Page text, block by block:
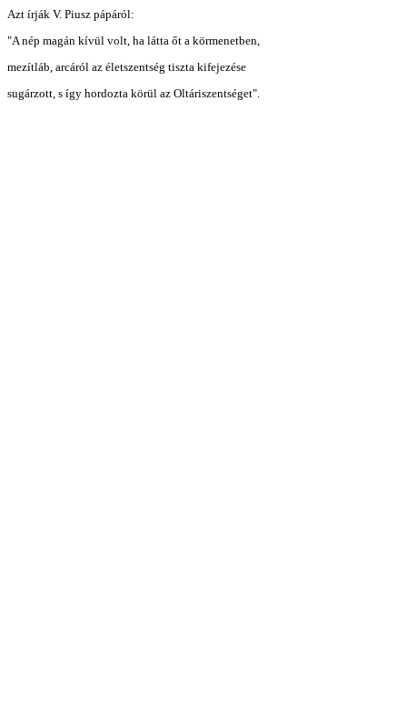
Azt írják V. Piusz pápáról:
"A nép magán kívül volt, ha látta őt a körmenetben,
mezítláb, arcáról az életszentség tiszta kifejezése
sugárzott, s így hordozta körül az Oltáriszentséget".